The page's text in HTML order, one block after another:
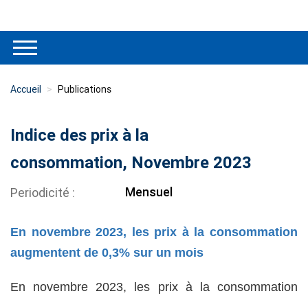
Accueil Publications
Indice des prix à la
consommation, Novembre 2023
Periodicité Mensuel
En novembre 2023, les prix à la consommation
augmentent de 0,3% sur un mois
En novembre 2023, les prix à la consommation